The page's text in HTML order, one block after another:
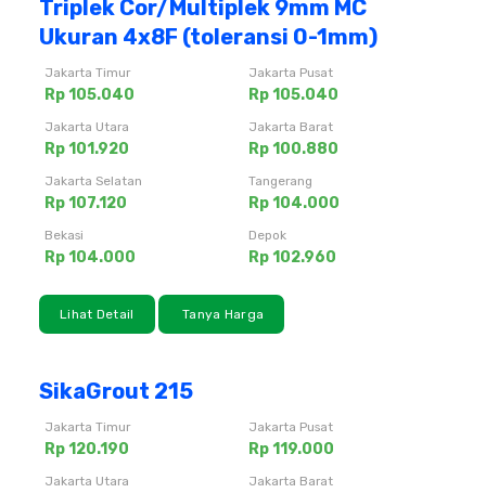
Triplek Cor/Multiplek 9mm MC
Ukuran 4x8F (toleransi 0-1mm)
Jakarta Timur
Rp 105.040
Jakarta Pusat
Rp 105.040
Jakarta Utara
Rp 101.920
Jakarta Barat
Rp 100.880
Jakarta Selatan
Rp 107.120
Tangerang
Rp 104.000
Bekasi
Rp 104.000
Depok
Rp 102.960
Lihat Detail Tanya Harga
SikaGrout 215
Jakarta Timur
Rp 120.190
Jakarta Pusat
Rp 119.000
Jakarta Utara Jakarta Barat